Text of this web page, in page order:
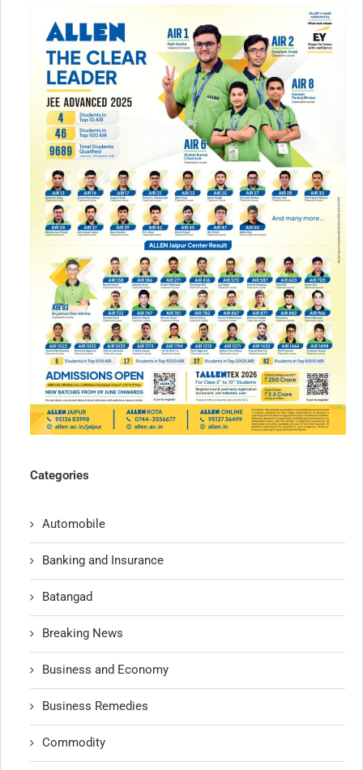
Categories
Automobile
Banking and Insurance
Batangad
Breaking News
Business and Economy
Business Remedies
Commodity